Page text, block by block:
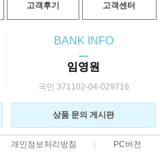
고객후기 고객센터
BANK INFO
ㅡ
임영원
국민 371102-04-029716
상품 문의 게시판
개인정보처리방침 PC버전